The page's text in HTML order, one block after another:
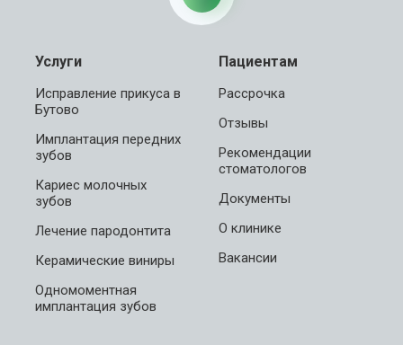
Услуги
Исправление прикуса в
Бутово
Имплантация передних
зубов
Кариес молочных
зубов
Лечение пародонтита
Керамические виниры
Одномоментная
имплантация зубов
Пациентам
Рассрочка
Отзывы
Рекомендации
стоматологов
Документы
О клинике
Вакансии